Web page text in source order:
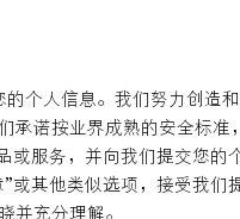
人信息。我们努力创造
诺按业界成熟的安全标准
服务，并向我们提交您
其他类似选项，接受我
并充分理解。